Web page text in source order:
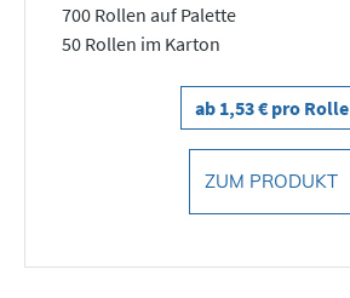
700 Rollen auf Palette
50 Rollen im Karton
ab 1,53 € pro Rolle
ZUM PRODUKT